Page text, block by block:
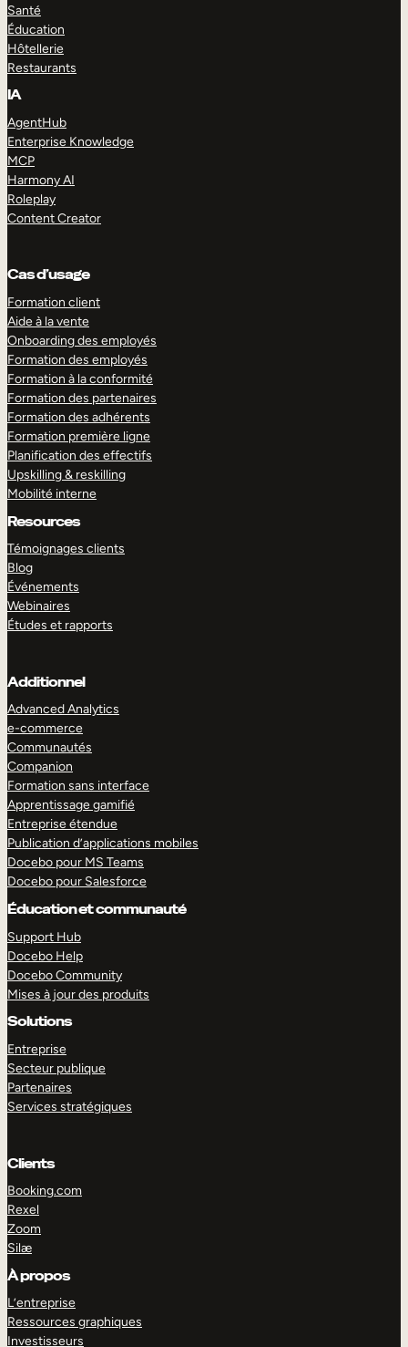
Santé
Éducation
Hôtellerie
Restaurants
IA
AgentHub
Enterprise Knowledge
MCP
Harmony AI
Roleplay
Content Creator
Cas d’usage
Formation client
Aide à la vente
Onboarding des employés
Formation des employés
Formation à la conformité
Formation des partenaires
Formation des adhérents
Formation première ligne
Planification des effectifs
Upskilling & reskilling
Mobilité interne
Resources
Témoignages clients
Blog
Événements
Webinaires
Études et rapports
Additionnel
Advanced Analytics
e-commerce
Communautés
Companion
Formation sans interface
Apprentissage gamifié
Entreprise étendue
Publication d’applications mobiles
Docebo pour MS Teams
Docebo pour Salesforce
Éducation et communauté
Support Hub
Docebo Help
Docebo Community
Mises à jour des produits
Solutions
Entreprise
Secteur publique
Partenaires
Services stratégiques
Clients
Booking.com
Rexel
Zoom
Silæ
À propos
L’entreprise
Ressources graphiques
Investisseurs